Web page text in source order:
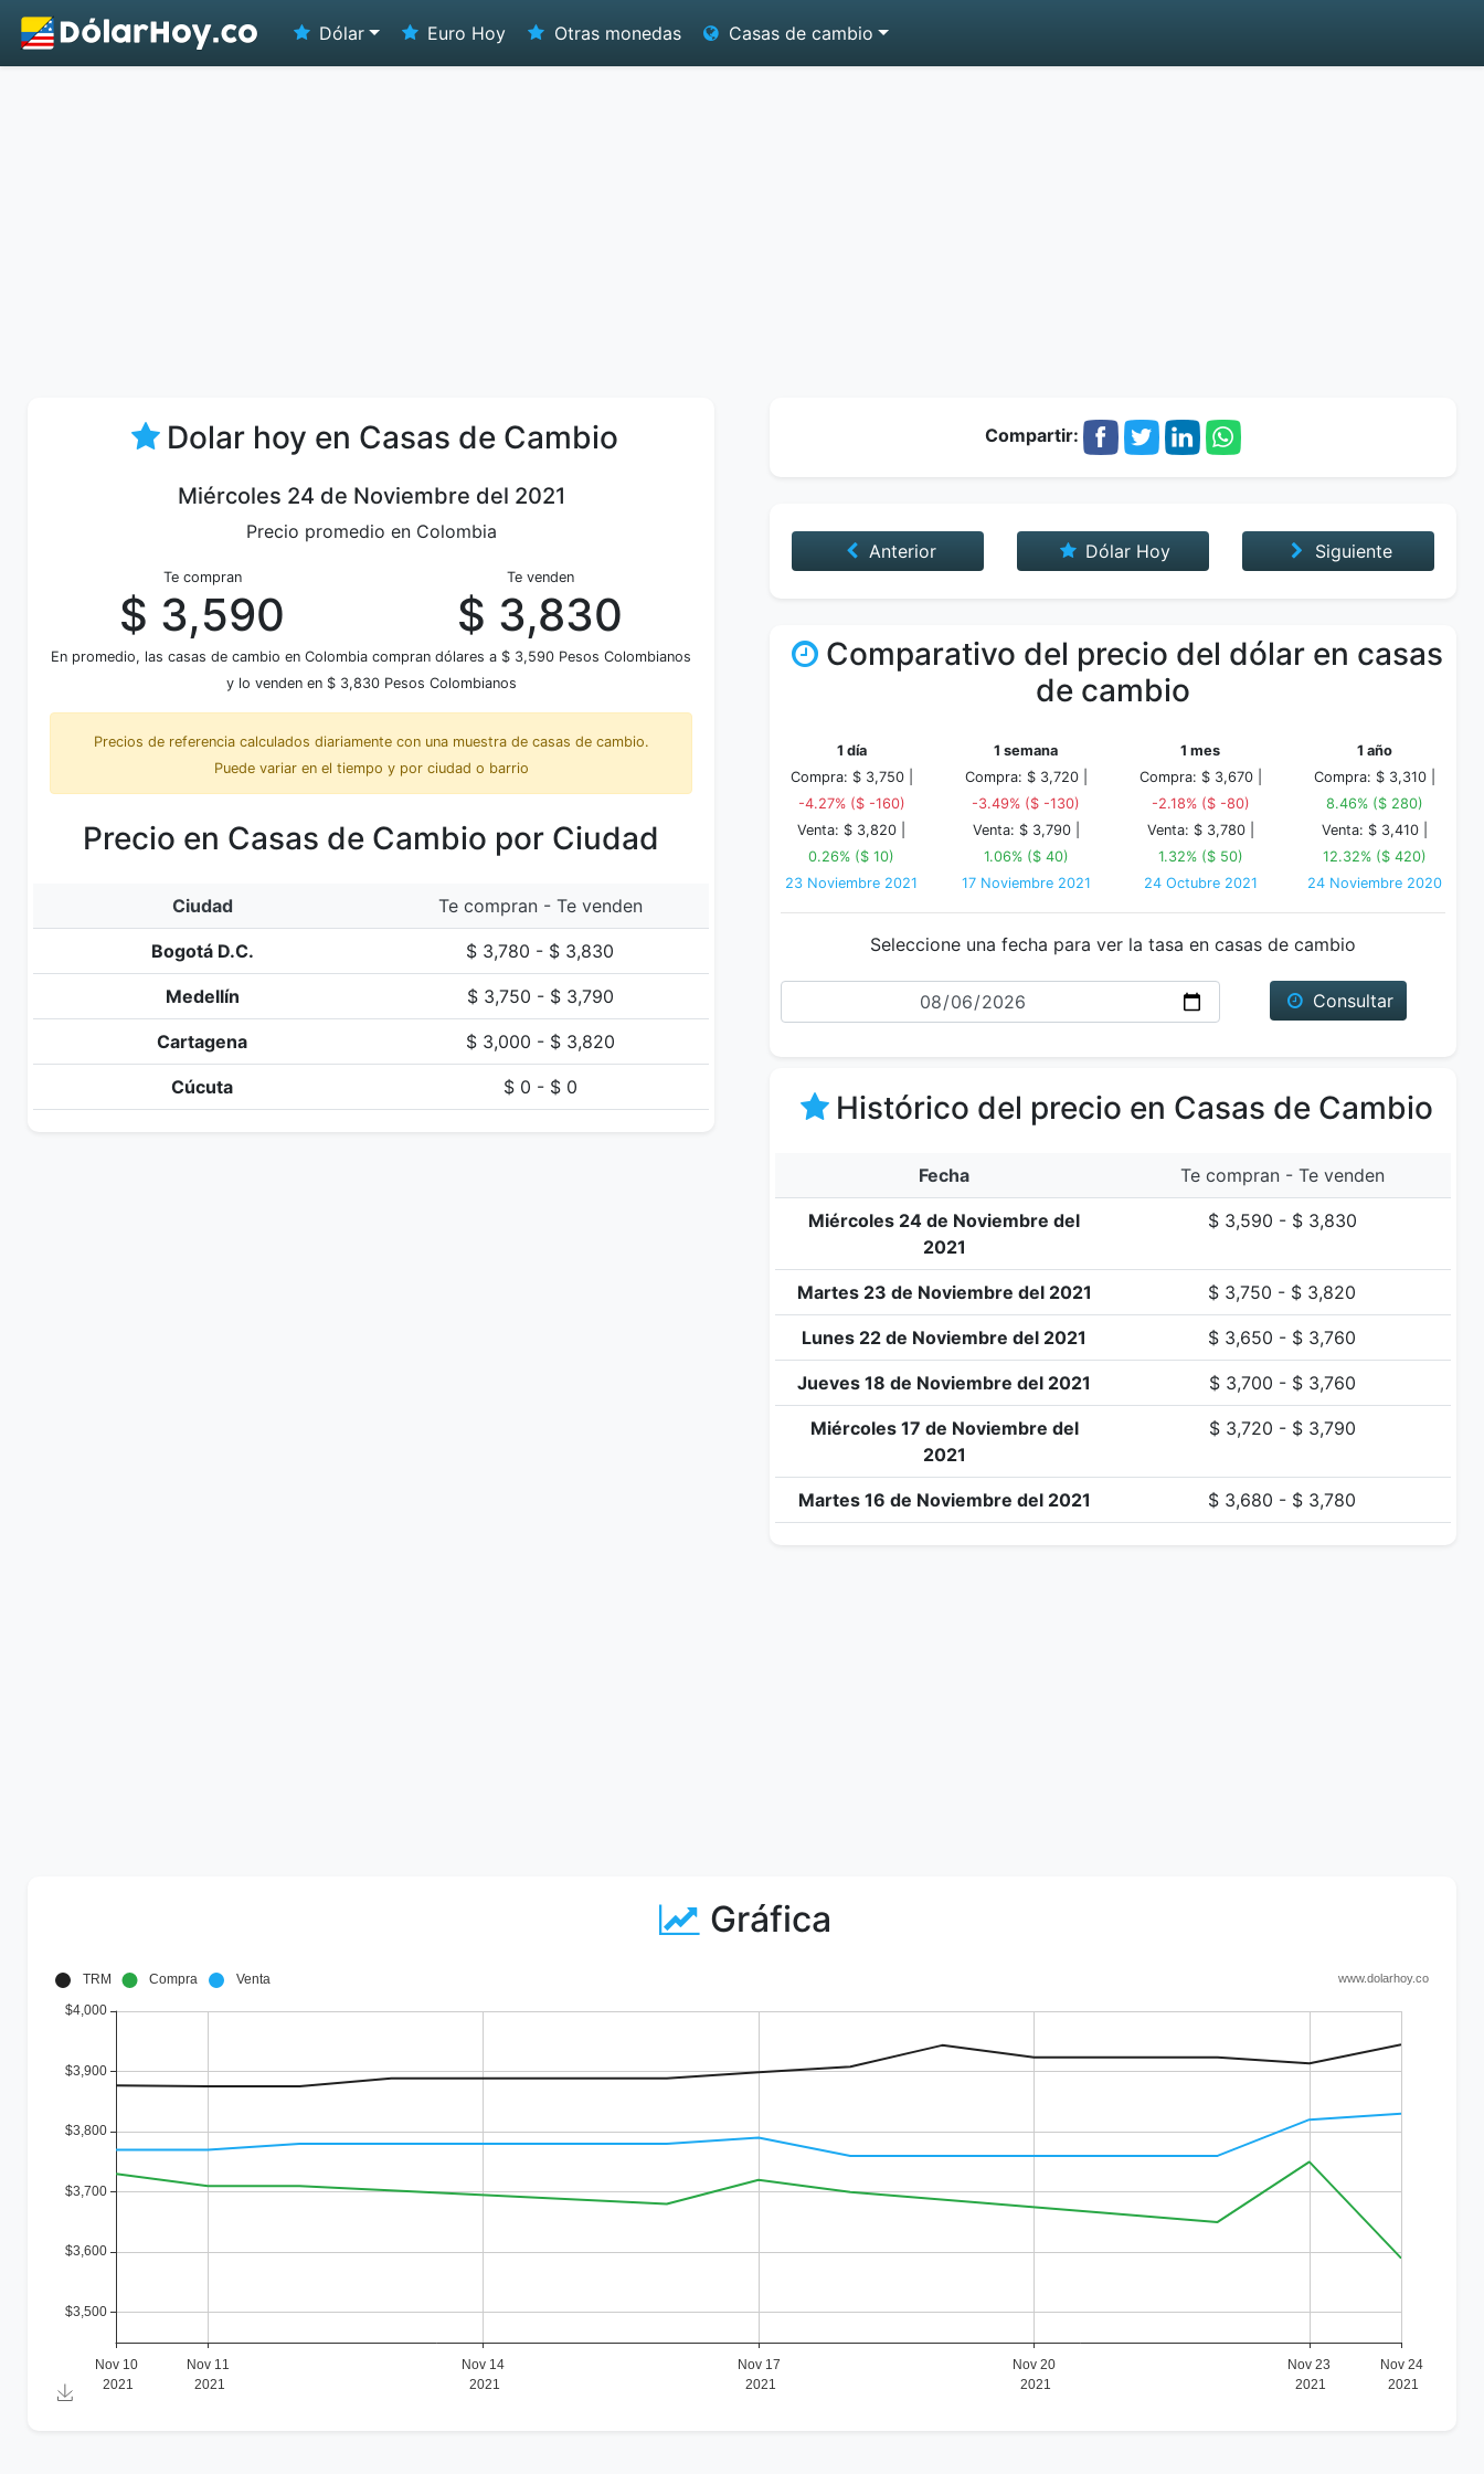
Dólar Euro Hoy Otras monedas Casas de cambio
Dolar hoy en Casas de Cambio
Miércoles 24 de Noviembre del 2021
Precio promedio en Colombia
Te compran
$ 3,590
Te venden
$ 3,830
En promedio, las casas de cambio en Colombia compran dólares a $ 3,590 Pesos Colombianos
y lo venden en $ 3,830 Pesos Colombianos
Precios de referencia calculados diariamente con una muestra de casas de cambio.
Puede variar en el tiempo y por ciudad o barrio
Precio en Casas de Cambio por Ciudad
Ciudad Te compran - Te venden
Bogotá D.C. $ 3,780 - $ 3,830
Medellín $ 3,750 - $ 3,790
Cartagena $ 3,000 - $ 3,820
Cúcuta $ 0 - $ 0
Compartir:
Anterior Dólar Hoy Siguiente
Comparativo del precio del dólar en casas
de cambio
1 día
Compra: $ 3,750 |
-4.27% ($ -160)
Venta: $ 3,820 |
0.26% ($ 10)
23 Noviembre 2021
1 semana
Compra: $ 3,720 |
-3.49% ($ -130)
Venta: $ 3,790 |
1.06% ($ 40)
17 Noviembre 2021
1 mes
Compra: $ 3,670 |
-2.18% ($ -80)
Venta: $ 3,780 |
1.32% ($ 50)
24 Octubre 2021
1 año
Compra: $ 3,310 |
8.46% ($ 280)
Venta: $ 3,410 |
12.32% ($ 420)
24 Noviembre 2020
Seleccione una fecha para ver la tasa en casas de cambio
Fecha
Consultar
Histórico del precio en Casas de Cambio
Fecha Te compran - Te venden
Miércoles 24 de Noviembre del
2021
$ 3,590 - $ 3,830
Martes 23 de Noviembre del 2021 $ 3,750 - $ 3,820
Lunes 22 de Noviembre del 2021 $ 3,650 - $ 3,760
Jueves 18 de Noviembre del 2021 $ 3,700 - $ 3,760
Miércoles 17 de Noviembre del
2021
$ 3,720 - $ 3,790
Martes 16 de Noviembre del 2021 $ 3,680 - $ 3,780
Gráfica